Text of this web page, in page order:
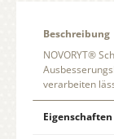
Beschreibung
NOVORYT®
verarbeiten
Eigenschaften